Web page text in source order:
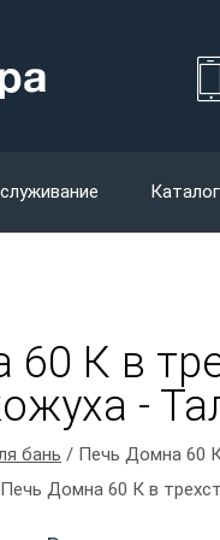
Каталог
К в
-
бань / Печь Домна 60
Печь Домна 60 К в